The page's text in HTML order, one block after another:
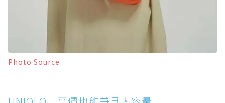
Photo Source